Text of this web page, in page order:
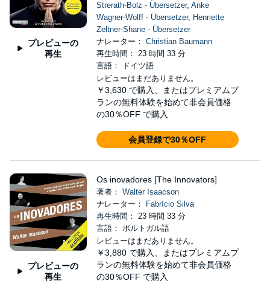
プレビューの
再生
Strerath-Bolz - Übersetzer, Anke
Wagner-Wolff - Übersetzer, Henriette
Zeltner-Shane - Übersetzer
ナレーター： Christian Baumann
再生時間： 23 時間 33 分
言語： ドイツ語
レビューはまだありません。
￥3,630 で購入、またはプレミアムプ
ランの無料体験を始めて非会員価格
の30％OFF で購入
会員登録で30％OFF
プレビューの
再生
Os inovadores [The Innovators]
著者： Walter Isaacson
ナレーター：
Fabrício Silva
再生時間： 23 時間 33 分
言語： ポルトガル語
レビューはまだありません。
￥3,880 で購入、またはプレミアムプ
ランの無料体験を始めて非会員価格
の30％OFF で購入